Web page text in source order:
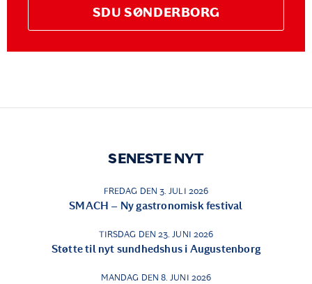
SDU SØNDERBORG
SENESTE NYT
FREDAG DEN 3. JULI 2026
SMACH – Ny gastronomisk festival
TIRSDAG DEN 23. JUNI 2026
Støtte til nyt sundhedshus i Augustenborg
MANDAG DEN 8. JUNI 2026